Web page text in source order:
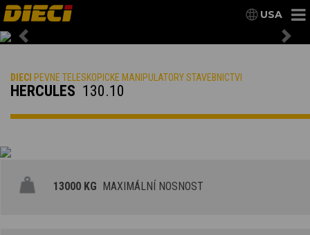
USA
Previous
DIECI PEVNE TELESKOPICKE MANIPULATORY STAVEBNICTVI
HERCULES 130.10
13000 KG MAXIMÁLNÍ NOSNOST